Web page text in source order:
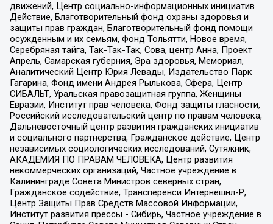
движений, Центр социально-информационных инициатив
Действие, Благотворительный фонд охраны здоровья и
защиты прав граждан, Благотворительный фонд помощи
осужденным и их семьям, Фонд Тольятти, Новое время,
Серебряная тайга, Так-Так-Так, Сова, центр Анна, Проект
Апрель, Самарская губерния, Эра здоровья, Мемориал,
Аналитический Центр Юрия Левады, Издательство Парк
Гагарина, Фонд имени Андрея Рылькова, Сфера, Центр
СИБАЛЬТ, Уральская правозащитная группа, Женщины
Евразии, Институт прав человека, Фонд защиты гласности,
Российский исследовательский центр по правам человека,
Дальневосточный центр развития гражданских инициатив
и социального партнерства, Гражданское действие, Центр
независимых социологических исследований, Сутяжник,
АКАДЕМИЯ ПО ПРАВАМ ЧЕЛОВЕКА, Центр развития
некоммерческих организаций, Частное учреждение в
Калининграде Совета Министров северных стран,
Гражданское содействие, Трансперенси Интернешнл-Р,
Центр Защиты Прав Средств Массовой Информации,
Институт развития прессы - Сибирь, Частное учреждение в